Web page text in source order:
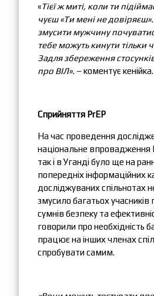
«Тієї ж миті, коли ти
чуєш «Ти мені не
змусити мужчину
тебе можуть кинути тільки
Задля збереження
про ВІЛ». – коментує кенійка.
Сприйняття PrEP
На час проведення
національне впровадження
так і в Уганді було ще на
попередніх інформаційних
досліджуваних спільнотах
змусило багатьох учасників
сумнів безпеку та
говорили про необхідність
працює на інших членах
спробувати самим.